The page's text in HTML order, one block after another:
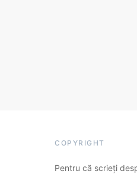
COPYRIGHT
Pentru că scrieți